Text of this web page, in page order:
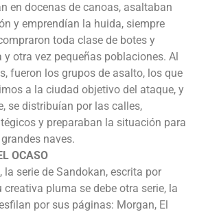
en docenas de canoas, asaltaban
y emprendían la huida, siempre
toda clase de botes y
otra vez pequeñas poblaciones. Al
fueron los grupos de asalto, los que
a la ciudad objetivo del ataque, y
se distribuían por las calles,
y preparaban la situación para
naves.
OCASO
serie de Sandokan, escrita por
pluma se debe otra serie, la
por sus páginas: Morgan, El